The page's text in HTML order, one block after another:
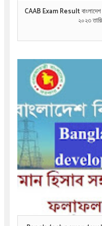
CAAB Exam Result বাংলাদেশ
২০২৩